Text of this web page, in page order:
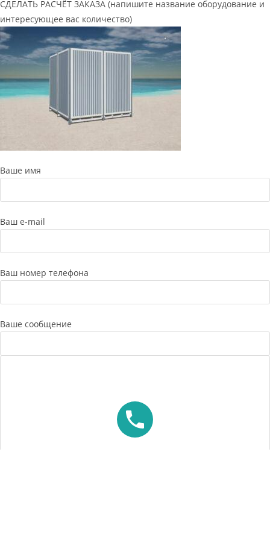
СДЕЛАТЬ РАСЧЁТ ЗАКАЗА (напишите название оборудование и
интересующее вас количество)
Ваше имя
Ваш e-mail
Ваш номер телефона
Ваше сообщение